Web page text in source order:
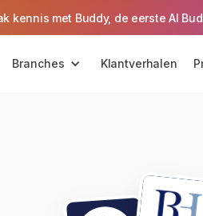
kennis met Buddy, de eerste AI
Branches Klantverhalen